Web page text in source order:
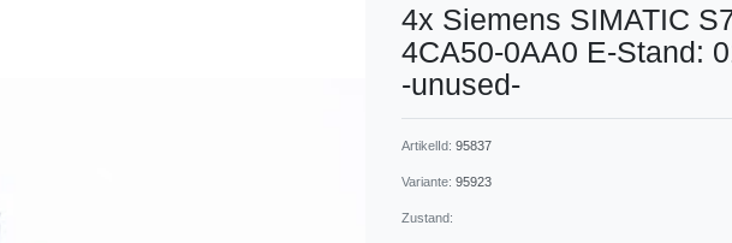
4x Siemens SIMATIC
4CA50-0AA0 E-Stand:
-unused-
ArtikelId: 95837
Variante: 95923
Zustand: